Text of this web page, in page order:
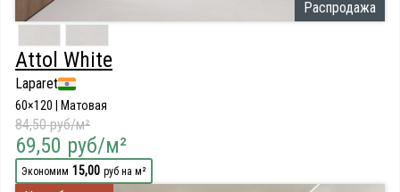
Распродажа
Attol White
Laparet
60×120 | Матовая
84,50 руб/м²
69,50 руб/м²
Экономим 15,00 руб на м²